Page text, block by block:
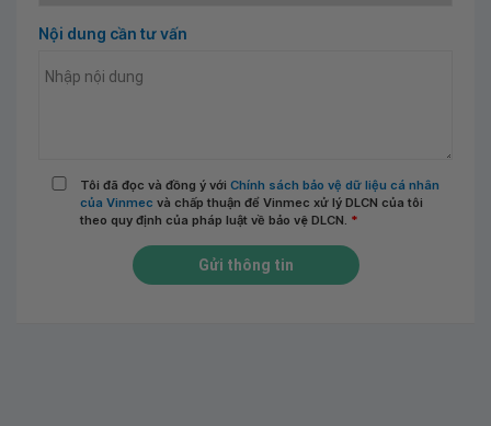
Nội dung cần tư vấn
Tôi đã đọc và đồng ý với Chính sách bảo vệ dữ liệu cá nhân
của Vinmec và chấp thuận để Vinmec xử lý DLCN của tôi
theo quy định của pháp luật về bảo vệ DLCN. *
Gửi thông tin